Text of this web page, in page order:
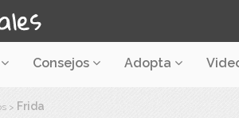
Consejos Adopta
> Frida